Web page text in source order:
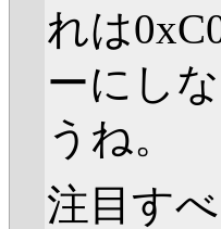
れは
ーにし
うね。
注目す